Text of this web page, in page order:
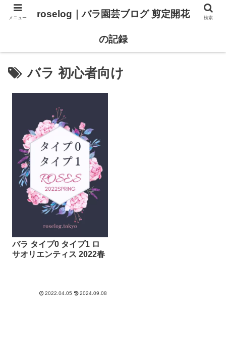
バラ 初心者向け
バラ タイプ0 タイプ1 ロ
サオリエンティス 2022春
2022.04.05 2024.09.08
メニュー roselog｜バラ園芸ブログ 剪定開花
の記録
検索